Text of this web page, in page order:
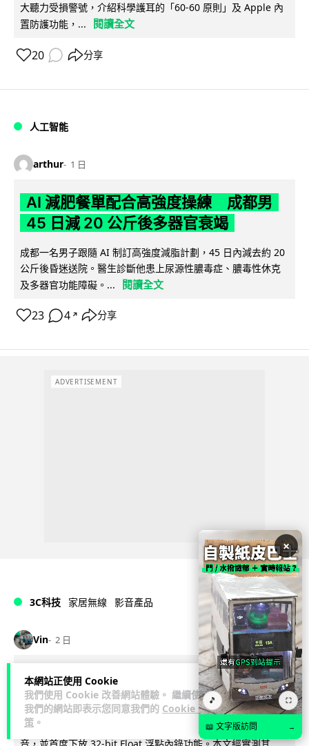
本網站正使用 Cookie
我們使用 Cookie 改善網站體驗。 繼續使用
我們的網站即表示您同意我們的 Cookie 政
策 。
大聽力受損警號，介紹科學護耳的「60-60 原則」及 Apple 內
置防護功能，...
閱讀全文
20 分享
人工智能
arthur 1 日
AI 減肥餐單配合高強度操練 成都男
45 日減 20 公斤後多器官衰竭
成都一名男子跟隨 AI 制訂高強度減脂計劃，45 日內減去約 20
公斤後昏迷送院。醫生診斷他患上尿源性膿毒症、膿毒性休克
及多器官功能障礙。...
閱讀全文
23 4 ↗ 分享
ADVERTISEMENT
3C科技 家居無線 影音產品
Vin 2 日
DJI Mic Mini 2s 實測 四發一收同步獨
立錄音 32-bit 防爆咪拍片必備
DJI 最新推出的 Mic Mini 2s 無線咪支援「四發一收」分軌錄
音，並首度下放 32-bit Float 浮點內錄功能。本文經實測其...
×
🎵 ⛶
📖 文字版訪問 →